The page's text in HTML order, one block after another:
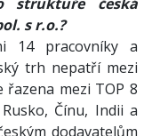
s r.o.?
14 pracovníky a
trh nepatří mezi
řazena mezi TOP 8
Čínu, Indii a
dodavatelům